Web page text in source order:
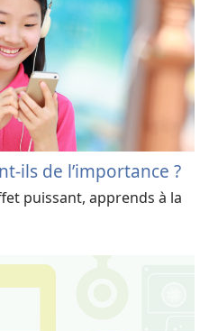
ils de l’importance ?
puissant, apprends à la